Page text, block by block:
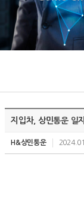
지입차, 상민통운 일
H&상민통운